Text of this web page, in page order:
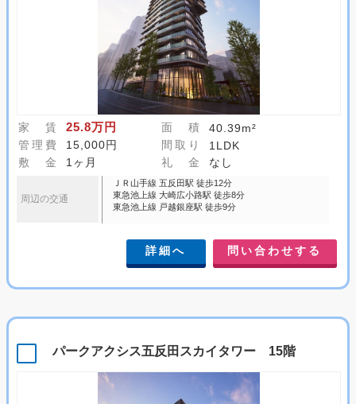
家 賃 25.8万円 面 積
40.39m²
管理費
15,000円 間取り
1LDK
敷 金
1ヶ月 礼 金 なし
周辺の交通
ＪＲ山手線 五反田駅 徒歩12分
東急池上線 大崎広小路駅 徒歩8分
東急池上線 戸越銀座駅 徒歩9分
詳細へ 問い合わせする
パークアクシス五反田スカイタワー 15階